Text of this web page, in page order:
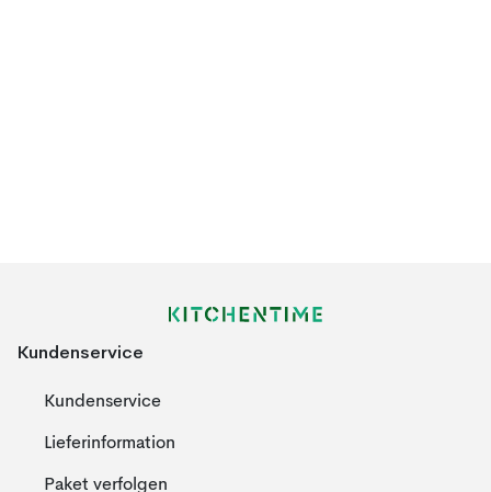
Kundenservice
Kundenservice
Lieferinformation
Paket verfolgen